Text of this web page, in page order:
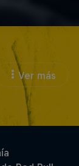
Ver más